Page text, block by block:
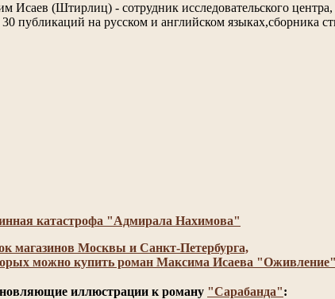
Исаев (Штирлиц) - сотрудник исследовательского
30 публикаций на русском и английском языках,сборника
катастрофа "Адмирала Нахимова"
магазинов Москвы и Санкт-Петербурга,
можно купить роман Максима Исаева
иллюстрации к роману "Сарабанда":